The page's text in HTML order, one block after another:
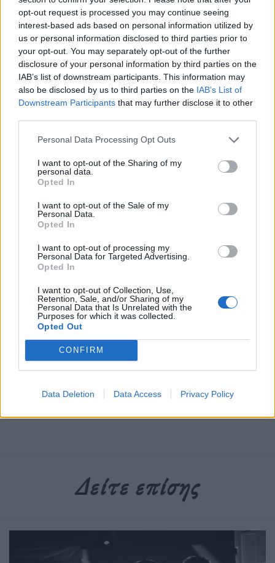
opt-out request is processed you may continue seeing
interest-based ads based on personal information utilized by
us or personal information disclosed to third parties prior to
your opt-out. You may separately opt-out of the further
disclosure of your personal information by third parties on the
IAB’s list of downstream participants. This information may
also be disclosed by us to third parties on the IAB’s List of
Downstream Participants that may further disclose it to other
Personal Data Processing Opt Outs
I want to opt-out of the Sharing of my
personal data.
Opted In
I want to opt-out of the Sale of my
Personal Data.
Opted In
I want to opt-out of processing my
Personal Data for Targeted Advertising.
Opted In
I want to opt-out of Collection, Use,
Retention, Sale, and/or Sharing of my
Personal Data that Is Unrelated with the
Purposes for which it was collected.
Opted Out
CONFIRM
Data Deletion Data Access Privacy Policy
Η κιθάρα για αριστερόχειρες με μπλε φινίρισμα, η
οποία, σύμφωνα με τον οίκο δημοπρασιών «άλλαξε
τη μουσική και τον κόσμο» έχει αρχική τιμή
600.000 – 800.000 δολάρια.
Διαβάστε περισσότερα
Δημοσιεύθηκε σε Τέχνη Tagged «Smells Like Teen Spirit»
Κερτ Κομπέιν
Δείτε επίσης